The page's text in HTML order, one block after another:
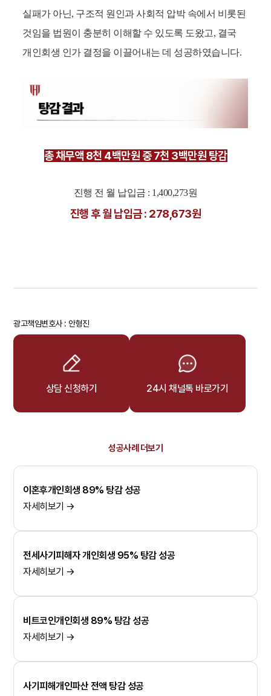
실패가 아닌, 구조적 원인과 사회적 압박 속에서 비롯된
것임을 법원이 충분히 이해할 수 있도록 도왔고, 결국
개인회생 인가 결정을 이끌어내는 데 성공하였습니다.
총 채무액 8천 4백만원 중 7천 3백만원 탕감
진행 전 월 납입금 : 1,400,273원
진행 후 월 납입금 : 278,673원
광고책임변호사 : 안형진
상담 신청하기 24시 채널톡 바로가기
성공사례 더보기
이혼후개인회생 89% 탕감 성공
자세히보기 →
전세사기피해자 개인회생 95% 탕감 성공
자세히보기 →
비트코인개인회생 89% 탕감 성공
자세히보기 →
사기피해개인파산 전액 탕감 성공